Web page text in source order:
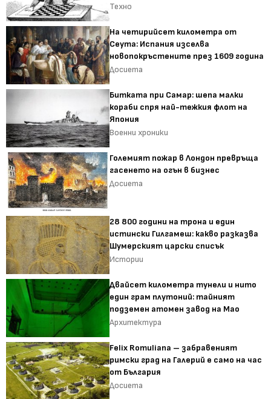
Техно
На четирийсет километра от
Сеута: Испания изселва
новопокръстените през 1609 година
Досиета
Битката при Самар: шепа малки
кораби спря най-тежкия флот на
Япония
Военни хроники
Големият пожар в Лондон превръща
гасенето на огън в бизнес
Досиета
28 800 години на трона и един
истински Гилгамеш: какво разказва
Шумерският царски списък
Истории
Двайсет километра тунели и нито
един грам плутоний: тайният
подземен атомен завод на Мао
Архитектура
Felix Romuliana – забравеният
римски град на Галерий е само на час
от България
Досиета